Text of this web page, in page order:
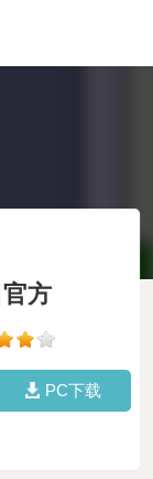
方
PC下载